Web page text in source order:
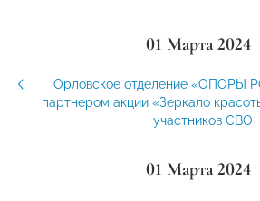
01 Марта 2024
Орловское отделение «ОПОРЫ
партнером акции «Зеркало
участников СВО
01 Марта 2024